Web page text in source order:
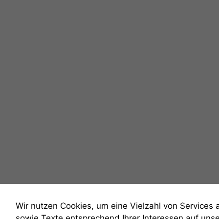
Wir nutzen Cookies, um eine Vielzahl von